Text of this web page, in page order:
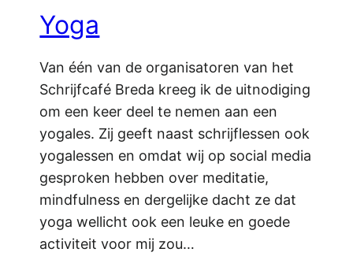
Yoga
Van één van de organisatoren van het
Schrijfcafé Breda kreeg ik de uitnodiging
om een keer deel te nemen aan een
yogales. Zij geeft naast schrijflessen ook
yogalessen en omdat wij op social media
gesproken hebben over meditatie,
mindfulness en dergelijke dacht ze dat
yoga wellicht ook een leuke en goede
activiteit voor mij zou…